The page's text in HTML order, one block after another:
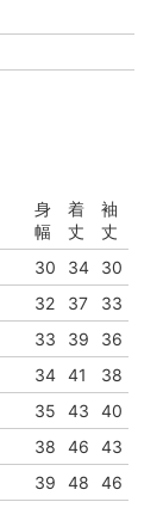
身
幅
着
丈
袖
丈
30 34
30
32 37
33
33 39
36
34 41
38
35 43
40
38 46
43
39 48 46